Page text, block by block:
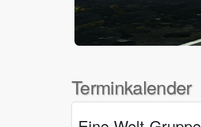
Terminkalender